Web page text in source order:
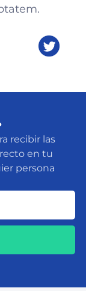
recibir las
en tu
persona